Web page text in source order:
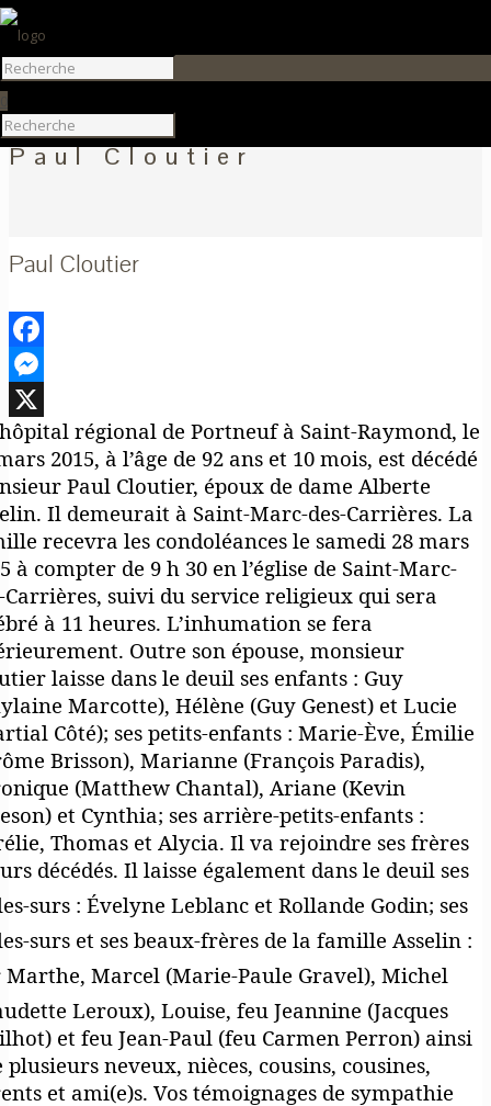
Paul Cloutier
Paul Cloutier
Facebook
Messenger
X
régional de Portneuf à Saint-Raymond, le
2015, à l’âge de 92 ans et 10 mois, est décédé
Paul Cloutier, époux de dame Alberte
Il demeurait à Saint-Marc-des-Carrières. La
recevra les condoléances le samedi 28 mars
à compter de 9 h 30 en l’église de Saint-Marc-
Carrières, suivi du service religieux qui sera
à 11 heures. L’inhumation se fera
Outre son épouse, monsieur
laisse dans le deuil ses enfants : Guy
Marcotte), Hélène (Guy Genest) et Lucie
Côté); ses petits-enfants : Marie-Ève, Émilie
Brisson), Marianne (François Paradis),
(Matthew Chantal), Ariane (Kevin
et Cynthia; ses arrière-petits-enfants :
Thomas et Alycia. Il va rejoindre ses frères
décédés. Il laisse également dans le deuil ses
surs : Évelyne Leblanc et Rollande Godin; ses
surs et ses beaux-frères de la famille Asselin :
Marthe, Marcel (Marie-Paule Gravel), Michel
Leroux), Louise, feu Jeannine (Jacques
et feu Jean-Paul (feu Carmen Perron) ainsi
plusieurs neveux, nièces, cousins, cousines,
et ami(e)s. Vos témoignages de sympathie